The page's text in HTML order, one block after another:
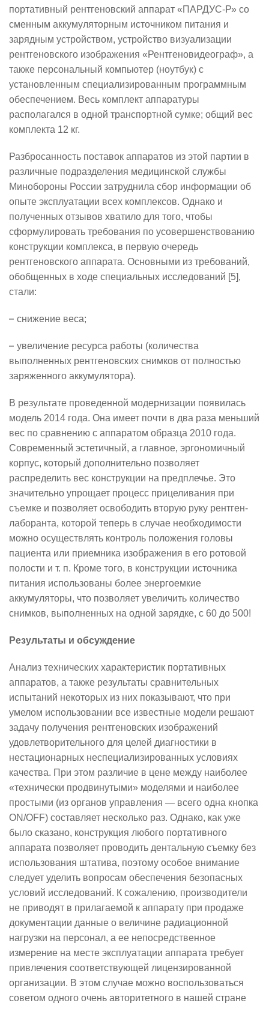
портативный рентгеновский аппарат «ПАРДУС-Р» со
сменным аккумуляторным источником питания и
зарядным устройством, устройство визуализации
рентгеновского изображения «Рентгеновидеограф», а
также персональный компьютер (ноутбук) с
установленным специализированным программным
обеспечением. Весь комплект аппаратуры
располагался в одной транспортной сумке; общий вес
комплекта 12 кг.
Разбросанность поставок аппаратов из этой партии в
различные подразделения медицинской службы
Минобороны России затруднила сбор информации об
опыте эксплуатации всех комплексов. Однако и
полученных отзывов хватило для того, чтобы
сформулировать требования по усовершенствованию
конструкции комплекса, в первую очередь
рентгеновского аппарата. Основными из требований,
обобщенных в ходе специальных исследований [5],
стали:
– снижение веса;
– увеличение ресурса работы (количества
выполненных рентгеновских снимков от полностью
заряженного аккумулятора).
В результате проведенной модернизации появилась
модель 2014 года. Она имеет почти в два раза меньший
вес по сравнению с аппаратом образца 2010 года.
Современный эстетичный, а главное, эргономичный
корпус, который дополнительно позволяет
распределить вес конструкции на предплечье. Это
значительно упрощает процесс прицеливания при
съемке и позволяет освободить вторую руку рентген-
лаборанта, которой теперь в случае необходимости
можно осуществлять контроль положения головы
пациента или приемника изображения в его ротовой
полости и т. п. Кроме того, в конструкции источника
питания использованы более энергоемкие
аккумуляторы, что позволяет увеличить количество
снимков, выполненных на одной зарядке, с 60 до 500!
Результаты и обсуждение
Анализ технических характеристик портативных
аппаратов, а также результаты сравнительных
испытаний некоторых из них показывают, что при
умелом использовании все известные модели решают
задачу получения рентгеновских изображений
удовлетворительного для целей диагностики в
нестационарных неспециализированных условиях
качества. При этом различие в цене между наиболее
«технически продвинутыми» моделями и наиболее
простыми (из органов управления — всего одна кнопка
ON/OFF) составляет несколько раз. Однако, как уже
было сказано, конструкция любого портативного
аппарата позволяет проводить дентальную съемку без
использования штатива, поэтому особое внимание
следует уделить вопросам обеспечения безопасных
условий исследований. К сожалению, производители
не приводят в прилагаемой к аппарату при продаже
документации данные о величине радиационной
нагрузки на персонал, а ее непосредственное
измерение на месте эксплуатации аппарата требует
привлечения соответствующей лицензированной
организации. В этом случае можно воспользоваться
советом одного очень авторитетного в нашей стране